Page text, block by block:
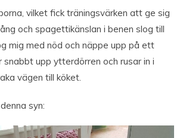
vilket fick träningsvärken att ge sig
och spagettikänslan i benen slog till
mig med nöd och näppe upp på ett
snabbt upp ytterdörren och rusar in i
vägen till köket.
syn: